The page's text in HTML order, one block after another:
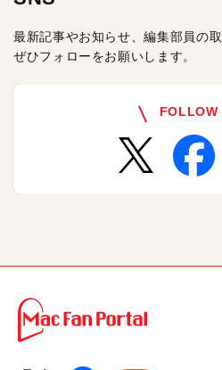
最新記事やお知らせ、編集部員の
ぜひフォローをお願いします。
FOLLOW